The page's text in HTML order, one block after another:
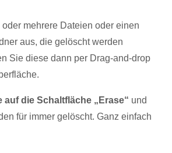
mehrere Dateien oder einen
aus, die gelöscht werden
Sie diese dann per Drag-and-drop
auf die Schaltfläche „Erase“ und
für immer gelöscht. Ganz einfach